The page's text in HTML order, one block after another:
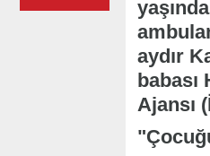
aydır
Ajansı